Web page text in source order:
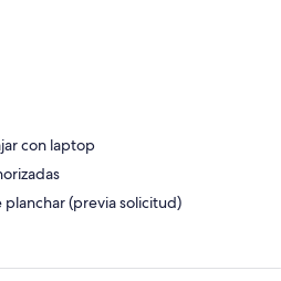
con laptop
planchar (previa solicitud)